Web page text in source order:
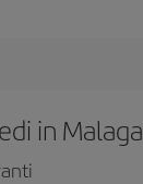
in Malaga